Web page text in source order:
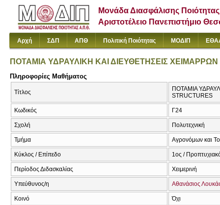
Μονάδα Διασφάλισης Ποιότητας
Αριστοτέλειο Πανεπιστήμιο
Αρχή ΣΔΠ ΑΠΘ Πολιτική Ποιότητας ΜΟΔΙΠ
ΠΟΤΑΜΙΑ ΥΔΡΑΥΛΙΚΗ ΚΑΙ ΔΙΕΥΘΕΤΗΣΕΙΣ ΧΕΙΜΑΡΡΩΝ
Πληροφορίες Μαθήματος
Τίτλος
ΠΟΤΑΜΙΑ
STRUCTURES
Κωδικός Γ24
Σχολή Πολυτεχνική
Τμήμα Αγρονόμων και
Κύκλος / Επίπεδο 1ος /
Περίοδος Διδασκαλίας Χειμερινή
Υπεύθυνος/η Αθανάσιος
Κοινό Όχι